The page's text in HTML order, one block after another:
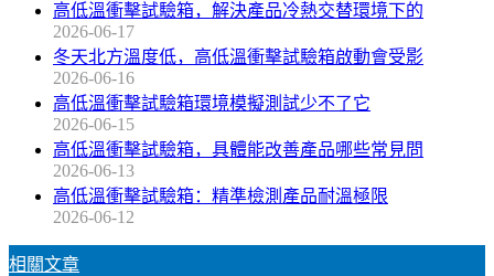
高低溫衝擊試驗箱，解決產品冷熱交替環境下的
2026-06-17
冬天北方溫度低，高低溫衝擊試驗箱啟動會受影
2026-06-16
高低溫衝擊試驗箱環境模擬測試少不了它
2026-06-15
高低溫衝擊試驗箱，具體能改善產品哪些常見問
2026-06-13
高低溫衝擊試驗箱：精準檢測產品耐溫極限
2026-06-12
相關文章